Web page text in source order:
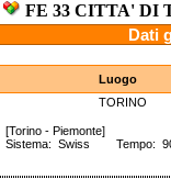
FE 33 CITTA' DI
Dati
Luogo
TORINO
[Torino - Piemonte]
Sistema: Swiss Tempo: